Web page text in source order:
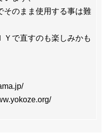
そのまま使用する事は難
Ｙで直すのも楽しみかも